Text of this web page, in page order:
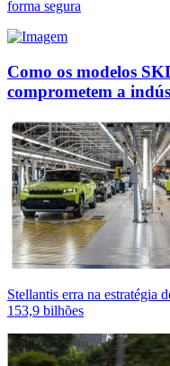
forma segura
Como os modelos
comprometem a
Stellantis erra na estratégia
153,9 bilhões